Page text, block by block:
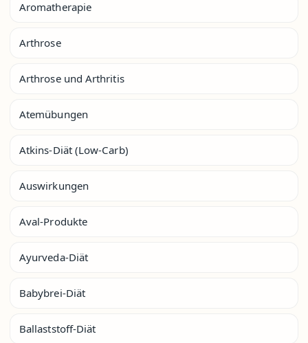
Aromatherapie
Arthrose
Arthrose und Arthritis
Atemübungen
Atkins-Diät (Low-Carb)
Auswirkungen
Aval-Produkte
Ayurveda-Diät
Babybrei-Diät
Ballaststoff-Diät